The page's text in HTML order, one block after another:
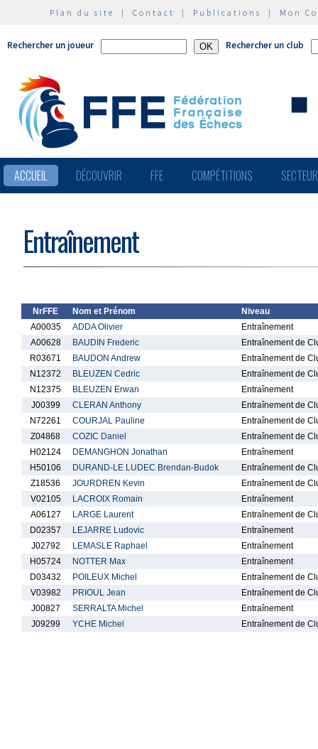
Plan du site | Contact | Publications | Mon
Rechercher un joueur Rechercher un club
ACCUEIL DÉCOUVRIR FFE COMPÉTITIONS
Entraînement
NrFFE Nom et Prénom
Niveau
A00035
ADDA Olivier
Entraînement
A00628
BAUDIN Frederic
Entraînement de
R03671
BAUDON Andrew
Entraînement de
N12372
BLEUZEN Cedric
Entraînement de
N12375
BLEUZEN Erwan
Entraînement
J00399
CLERAN Anthony
Entraînement de
N72261
COURJAL Pauline
Entraînement de
Z04868
COZIC Daniel
Entraînement de
H02124
DEMANGHON Jonathan
Entraînement
H50106
DURAND-LE LUDEC Brendan-Budok
Entraînement de
Z18536
JOURDREN Kevin
Entraînement de
V02105
LACROIX Romain
Entraînement
A06127
LARGE Laurent
Entraînement de
D02357
LEJARRE Ludovic
Entraînement
J02792
LEMASLE Raphael
Entraînement
H05724
NOTTER Max
Entraînement
D03432
POILEUX Michel
Entraînement de
V03982
PRIOUL Jean
Entraînement de
J00827
SERRALTA Michel
Entraînement
J09299
YCHE Michel Entraînement de